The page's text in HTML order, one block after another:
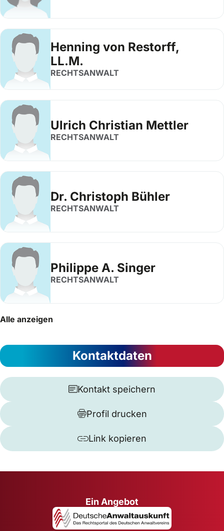
Henning von Restorff,
LL.M.
RECHTSANWALT
Ulrich Christian Mettler
RECHTSANWALT
Dr. Christoph Bühler
RECHTSANWALT
Philippe A. Singer
RECHTSANWALT
Alle anzeigen
Kontaktdaten
Kontakt speichern
Profil drucken
Link kopieren
Ein Angebot